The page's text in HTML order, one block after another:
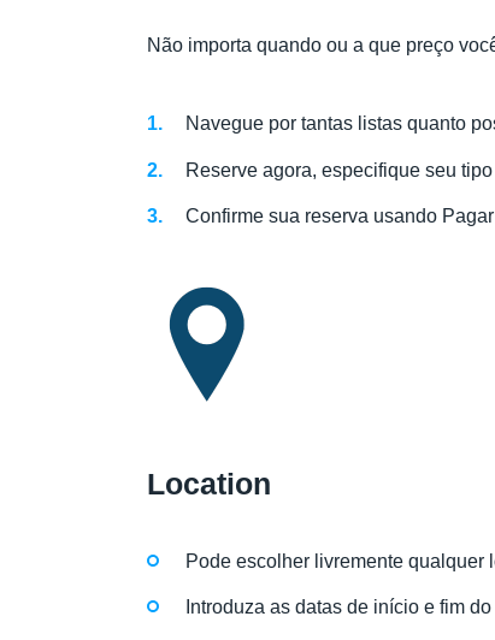
Não importa quando ou a que preço
Navegue por tantas listas quanto
Reserve agora, especifique seu
Confirme sua reserva usando
Location
Pode escolher livremente qualquer
Introduza as datas de início e fim